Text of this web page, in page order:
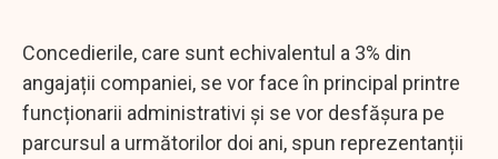
Concedierile, care sunt echivalentul a 3% din
angajații companiei, se vor face în principal printre
funcționarii administrativi și se vor desfășura pe
parcursul a următorilor doi ani, spun reprezentanții